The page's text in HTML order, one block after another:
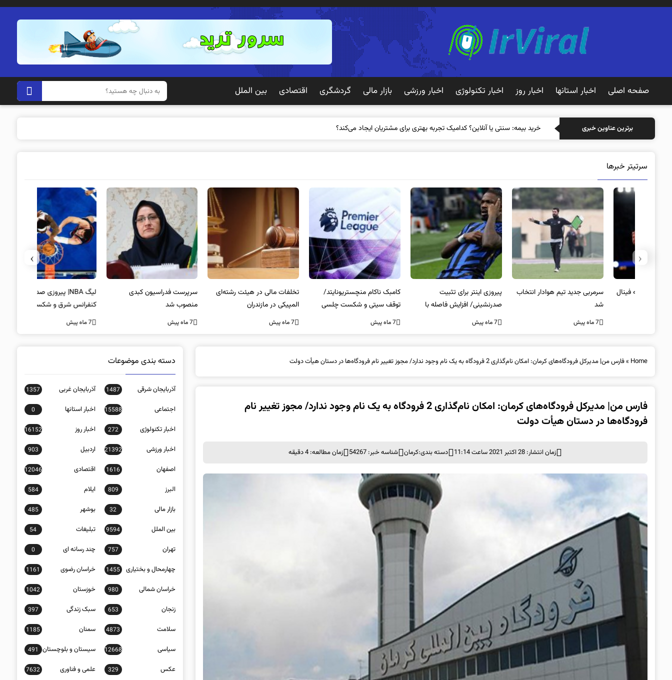
صفحه اصلی اخبار استانها اخبار روز اخبار تکنولوژی اخبار ورزشی بازار مالی گردشگری اقتصادی بین الملل
برترین عناوین خبری خرید
سرتیتر خبرها
سرمربی جدید تیم هوادار انتخاب
پیروزی اینتر برای تثبیت
صدرنشینی/ افزایش فاصله با
کامبک ناکام منچستریونایتد/
توقف سیتی و شکست چلسی
تخلفات مالی در هیئت رشته‌ای
المپیکی در مازندران
سرپرست فدراسیون کبدی
لیگ NBA| پیروزی صدرنشینان
کنفرانس شرق و شکست لیکرز در
‹
›
Home
»فارس من| مدیرکل فرودگاه‌های کرمان: امکان نام‌گذاری 2 فرودگاه به یک نام وجود ندارد/ مجوز تغییر نام فرودگاه‌ها در دستان هیأت دولت
فارس من| مدیرکل فرودگاه‌های کرمان: امکان نام‌گذاری 2 فرودگاه به یک نام وجود ندارد/ مجوز تغییر نام
فرودگاه‌ها در دستان هیأت دولت
زمان انتشار: 28 اکتبر 2021 ساعت 11:14 دسته بندی:کرمان شناسه خبر: 54267 زمان مطالعه: 4 دقیقه
دسته بندی موضوعات
آذربایجان شرقی 1487 آذربایجان غربی 1357
اجتماعی 15588 اخبار استانها 0
اخبار تکنولوژی 272 اخبار روز 16152
اخبار ورزشی 21392 اردبیل 903
اصفهان 1616 اقتصادی 12046
البرز 809 ایلام 584
بازار مالی 32 بوشهر 485
بین الملل 9594 تبلیغات 54
تهران 757 چند رسانه ای 0
چهارمحال و بختیاری 1455 خراسان رضوی 1161
خراسان شمالی 980 خوزستان 1042
زنجان 653 سبک زندگی 397
سلامت 4873 سمنان 1185
سیاسی 12668 سیستان و بلوچستان 491
عکس 329 علمی و فناوری 7632